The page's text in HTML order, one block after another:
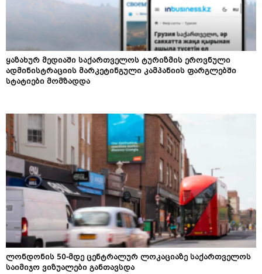
ყაზახურ მედიაში საქართველოს ტურიზმის ეროვნული
ადმინისტრაციის მარკეტინგული კამპანიის ფარგლებში
სტატიები მომზადდა
ლონდონის 50-მდე ცენტრალურ ლოკაციაზე საქართველოს
საიმიჯო ვიზუალები განთავსდა